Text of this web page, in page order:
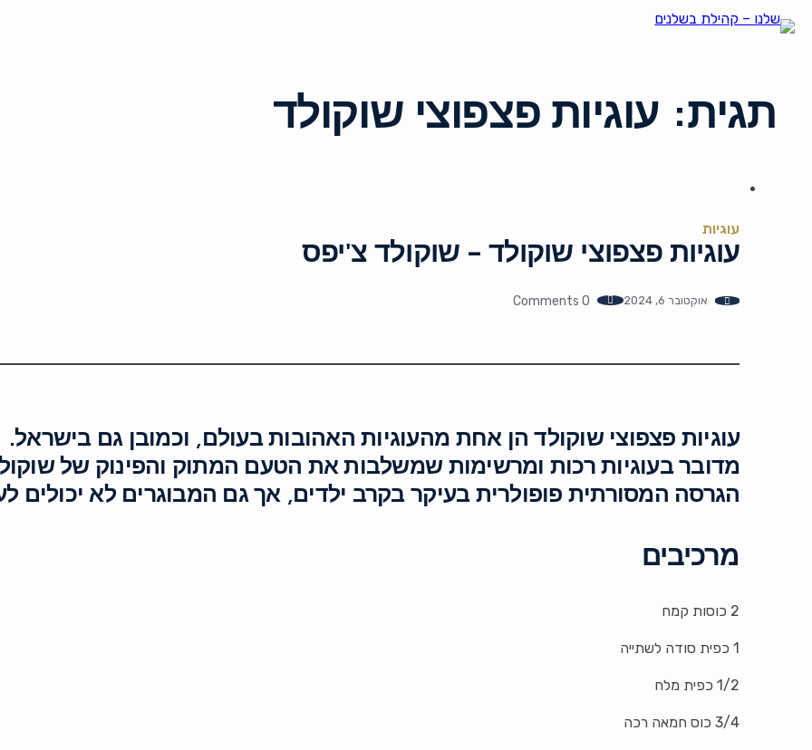
תגית: עוגיות פצפוצי שוקולד
עוגיות
עוגיות פצפוצי שוקולד – שוקולד צ'יפס
אוקטובר 6, 2024 0 Comments
עוגיות פצפוצי שוקולד הן אחת מהעוגיות האהובות בעולם, וכמובן גם בישראל.
מדובר בעוגיות רכות ומרשימות שמשלבות את הטעם המתוק והפינוק של
הגרסה המסורתית פופולרית בעיקר בקרב ילדים, אך גם המבוגרים לא יכולים
מרכיבים
2 כוסות קמח
1 כפית סודה לשתייה
1/2 כפית מלח
3/4 כוס חמאה רכה